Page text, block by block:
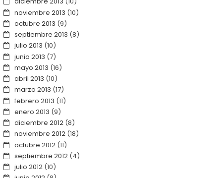
noviembre 2013 (10)
octubre 2013 (9)
septiembre 2013 (8)
julio 2013 (10)
junio 2013 (7)
mayo 2013 (16)
abril 2013 (10)
marzo 2013 (17)
febrero 2013 (11)
enero 2013 (9)
diciembre 2012(8)
noviembre 2012(18)
octubre 2012(11)
septiembre 2012(4)
julio 2012(10)